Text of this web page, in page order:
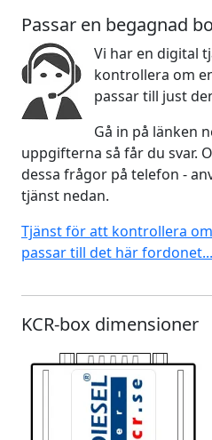
Passar en begagnad
Vi har en digital
kontrollera om
passar till just
Gå in på länken
uppgifterna så får du svar.
dessa frågor på telefon -
tjänst nedan.
Tjänst för att kontrollera
passar till det här fordonet...
KCR-box dimensioner